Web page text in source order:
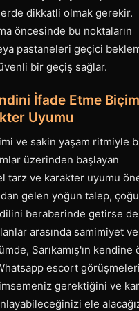
dikkatli olmak gerekir.
öncesinde bu noktaların
pastaneleri geçici
bir geçiş sağlar.
İfade Etme
Uyumu
ve sakin yaşam ritmiyle
üzerinden başlayan
tarz ve karakter uyumu
gelen yoğun talep,
beraberinde getirse
arasında samimiyet
Sarıkamış'ın kendine
escort
gerektiğini ve
ele